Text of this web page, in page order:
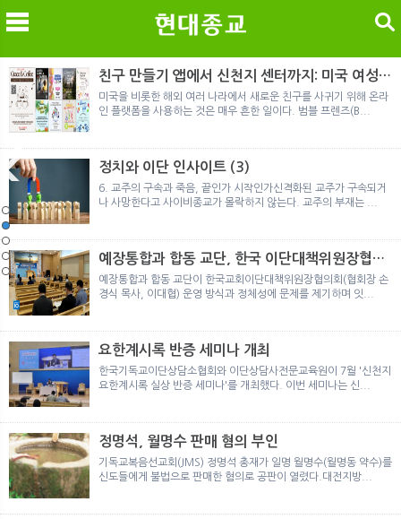
메 검
검색
노르웨이 재판이 남긴 흔적
정통의 가면을 쓴 박옥수 구원파 협력기관
일본 통일교, 해산명령 이후 본격적인 청산 절차 돌입
여호와의 증인 2세와 학교생활
「현대종교」, 주님의교회 민사소송에 승소
노르웨이 재판이 남긴 흔적
정통의 가면을 쓴 박옥수 구원파 협력기관
친구 만들기 앱에서 신천지 센터까지: 미국 여성이
경험한 9개월 포섭의 전 과정
미국을 비롯한 해외 여러 나라에서 새로운 친구를 사귀기 위해 온라
인 플랫폼을 사용하는 것은 매우 흔한 일이다. 범블 프렌즈(B...
정치와 이단 인사이트 (3)
6. 교주의 구속과 죽음, 끝인가 시작인가신격화된 교주가 구속되거
나 사망한다고 사이비종교가 몰락하지 않는다. 교주의 부재는 ...
예장통합과 합동 교단, 한국 이단대책위원장협의
회 탈퇴
예장통합과 합동 교단이 한국교회이단대책위원장협의회(협회장 손
경식 목사, 이대협) 운영 방식과 정체성에 문제를 제기하며 잇...
요한계시록 반증 세미나 개최
한국기독교이단상담소협회와 이단상담사전문교육원이 7월 '신천지
요한계시록 실상 반증 세미나'를 개최했다. 이번 세미나는 신...
정명석, 월명수 판매 혐의 부인
기독교복음선교회(JMS) 정명석 총재가 일명 월명수(월명동 약수)를
신도들에게 불법으로 판매한 혐의로 공판이 열렸다.대전지방...